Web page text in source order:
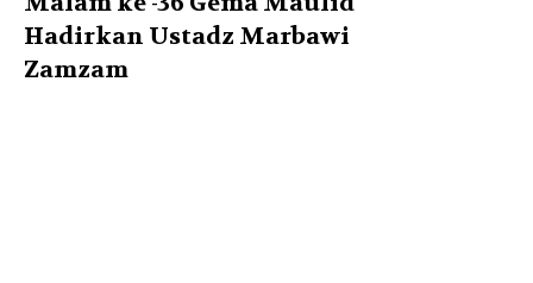
Hadirkan Ustadz Marbawi
Zamzam